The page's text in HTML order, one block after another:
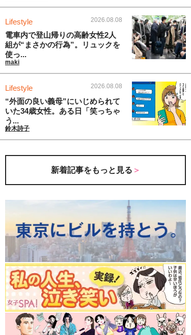
Lifestyle 2026.08.08
電車内で登山帰りの高齢女性2人
組が“まさかの行為”。リュックを
使っ...
maki
Lifestyle 2026.08.08
“外面の良い義母”にいじめられて
いた34歳女性。ある日「笑っちゃ
う...
鈴木詩子
新着記事をもっと見る